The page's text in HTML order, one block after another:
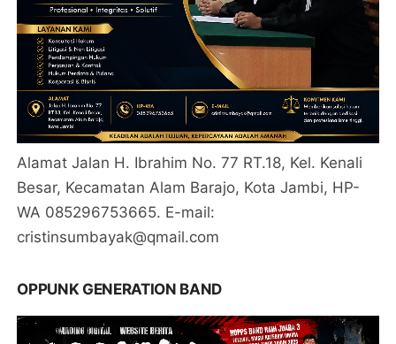
Alamat Jalan H. Ibrahim No. 77 RT.18, Kel. Kenali
Besar, Kecamatan Alam Barajo, Kota Jambi, HP-
WA 085296753665. E-mail:
cristinsumbayak@qmail.com
OPPUNK GENERATION BAND